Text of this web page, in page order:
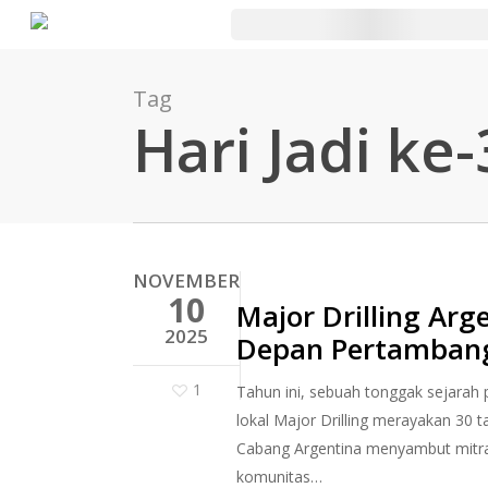
Lewati
Tag
Hari Jadi
NOVEMBER
10
2025
1
Major Drilling
Depan
Tahun ini, sebuah tonggak
lokal Major Drilling merayakan 30
Cabang Argentina menyambut
komunitas…